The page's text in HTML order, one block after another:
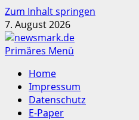
Zum Inhalt springen
7. August 2026
Primäres Menü
Home
Impressum
Datenschutz
E-Paper